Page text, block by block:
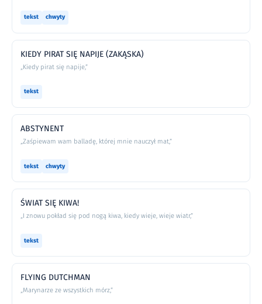
tekst chwyty
KIEDY PIRAT SIĘ NAPIJE (ZAKĄSKA)
„Kiedy pirat się napije,”
tekst
ABSTYNENT
„Zaśpiewam wam balladę, której mnie nauczył mat,”
tekst chwyty
ŚWIAT SIĘ KIWA!
„I znowu pokład się pod nogą kiwa, kiedy wieje, wieje wiatr,”
tekst
FLYING DUTCHMAN
„Marynarze ze wszystkich mórz,”